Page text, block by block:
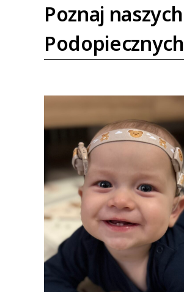
Poznaj naszych
Podopiecznych